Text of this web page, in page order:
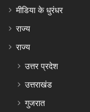
मीडिया के धुरंधर
राज्य
राज्य
उत्तर प्रदेश
उत्तराखंड
गुजरात